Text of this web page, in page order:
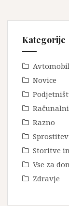
Kategorije
Novice
Razno
Storitve
Vse za
Zdravje